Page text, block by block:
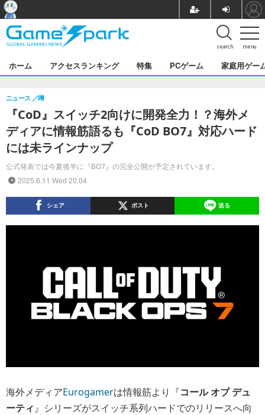
menu
search
ホーム アクセスランキング 特集 PCゲーム 家庭用ゲー
『CoD』スイッチ2向けに開発全力！？海外メ
ディアに情報筋語るも『CoD BO7』対応ハード
には未ラインナップ
公式発表では今夏後半に『BO7』の完全公開が予定されています。
ニュース 噂
2025.6.11 Wed 20:04
シェア ポスト 送る
海外メディアEurogamerは情報筋より『コール オブ デュ
ーティ』シリーズがスイッチ系列ハードでのリリースへ向